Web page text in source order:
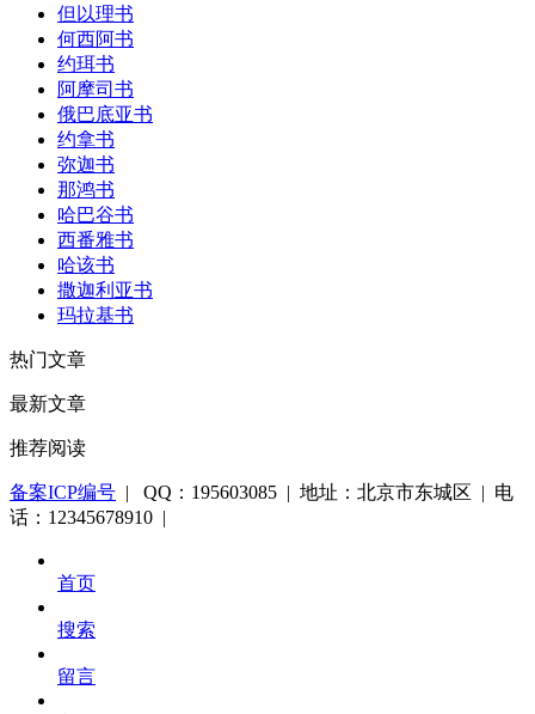
但以理书
何西阿书
约珥书
阿摩司书
俄巴底亚书
约拿书
弥迦书
那鸿书
哈巴谷书
西番雅书
哈该书
撒迦利亚书
玛拉基书
热门文章
最新文章
推荐阅读
备案ICP编号 | QQ：195603085 | 地址：北京市东城区 | 电
话：12345678910 |
首页
搜索
留言